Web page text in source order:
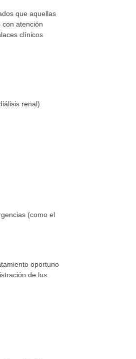
que aquellas
atención
clínicos
renal)
(como el
oportuno
de los